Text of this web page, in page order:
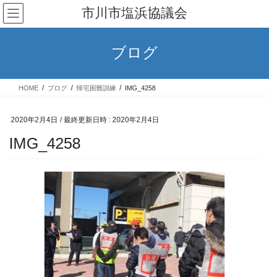
コ
ン
テ
ス
ナ
ビ
ゲ
ン
市川市塩浜協議会
ブログ
HOME ブログ 帰宅困難訓練 IMG_4258
2020年2月4日 / 最終更新日時 : 2020年2月4日
IMG_4258